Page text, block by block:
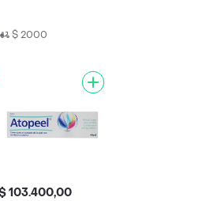
$ 2000
103.400,00